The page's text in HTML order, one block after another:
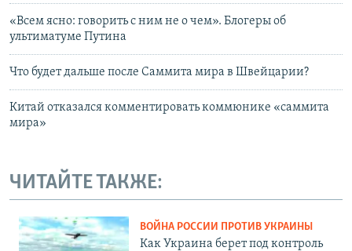
«Всем ясно: говорить с ним не о чем». Блогеры об
ультиматуме Путина
Что будет дальше после Саммита мира в Швейцарии?
Китай отказался комментировать коммюнике «саммита
мира»
ЧИТАЙТЕ ТАКЖЕ:
ВОЙНА РОССИИ ПРОТИВ УКРАИНЫ
Как Украина берет под контроль